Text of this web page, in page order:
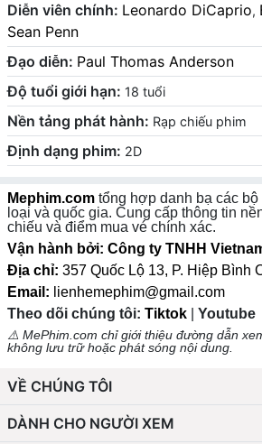
Diễn viên chính: Leonardo DiCaprio,
Sean Penn
Đạo diễn: Paul Thomas Anderson
Độ tuổi giới hạn: 18 tuổi
Nền tảng phát hành: Rạp chiếu phim
Định dạng phim: 2D
Mephim.com tổng hợp danh bạ các
loại và quốc gia. Cung cấp thông tin
chiếu và điểm mua vé chính xác.
Vận hành bởi: Công ty TNHH
Địa chỉ: 357 Quốc Lộ 13, P. Hiệp Bình
Email: lienhemephim@gmail.com
Theo dõi chúng tôi: Tiktok Youtube
⚠️ MePhim.com chỉ giới thiệu đường dẫn
không lưu trữ hoặc phát sóng nội dung.
VỀ CHÚNG TÔI
DÀNH CHO NGƯỜI XEM